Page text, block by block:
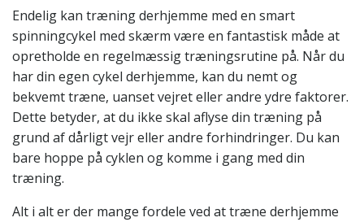
Endelig kan træning derhjemme med en smart
spinningcykel med skærm være en fantastisk måde at
opretholde en regelmæssig træningsrutine på. Når du
har din egen cykel derhjemme, kan du nemt og
bekvemt træne, uanset vejret eller andre ydre faktorer.
Dette betyder, at du ikke skal aflyse din træning på
grund af dårligt vejr eller andre forhindringer. Du kan
bare hoppe på cyklen og komme i gang med din
træning.
Alt i alt er der mange fordele ved at træne derhjemme